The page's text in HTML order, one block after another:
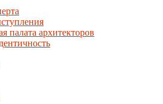
палата архитекторов